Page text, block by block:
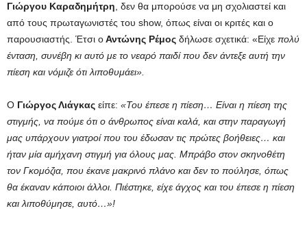
Γιώργου Καραδημήτρη , δεν θα μπορούσε να μη σχολιαστεί και
από τους πρωταγωνιστές του show, όπως είναι οι κριτές και ο
παρουσιαστής. Έτσι οΑντώνης Ρέμος δήλωσε σχετικά: «Είχε πολύ
ένταση, συνέβη κι αυτό με το νεαρό παιδί που δεν άντεξε αυτή την
πίεση και νόμιζε ότι λιποθυμάει».
Ο Γιώργος Λιάγκας είπε: «Του έπεσε η πίεση… Είναι η πίεση της
στιγμής, να πούμε ότι ο άνθρωπος είναι καλά, και στην παραγωγή
μας υπάρχουν γιατροί που του έδωσαν τις πρώτες βοήθειες… και
ήταν μία αμήχανη στιγμή για όλους μας. Μπράβο στον σκηνοθέτη
τον Γκομόζια, που έκανε μακρινό πλάνο και δεν το πούλησε, όπως
θα έκαναν κάποιοι άλλοι. Πιέστηκε, είχε άγχος και του έπεσε η πίεση
και λιποθύμησε, αυτό…»!